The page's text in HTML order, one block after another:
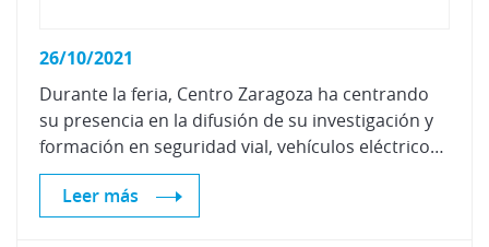
26/10/2021
Durante la feria, Centro Zaragoza ha centrando
su presencia en la difusión de su investigación y
formación en seguridad vial, vehículos eléctricos, nuevos sistemas de seguridad y nuevos vehículos de movilidad personal.
Leer más